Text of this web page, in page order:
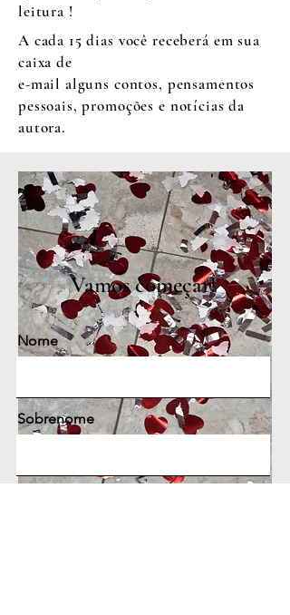
leitura !
A cada 15 dias você receberá em sua
caixa de
e-mail alguns contos, pensamentos
pessoais, promoções e notícias da
autora.
Vamos começar!
Nome
Sobrenome